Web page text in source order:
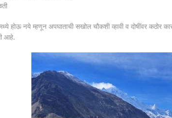
होऊ नये म्हणून अपघाताची सखोल चौकशी व्हावी व दोषींवर कठोर
आहे.